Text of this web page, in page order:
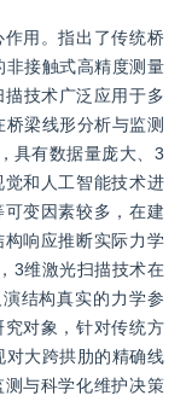
用。指出了传统桥
非接触式高精度测量
技术广泛应用于多
梁线形分析与监测
具有数据量庞大、3
和人工智能技术进
变因素较多，在建
响应推断实际力学
3维激光扫描技术在
结构真实的力学参
对象，针对传统方
对大跨拱肋的精确线
与科学化维护决策